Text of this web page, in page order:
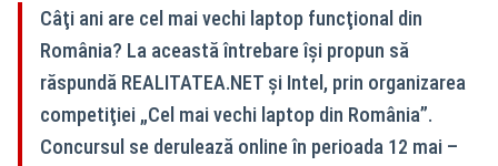
Câţi ani are cel mai vechi laptop funcţional din
România? La această întrebare îşi propun să
răspundă REALITATEA.NET și Intel, prin organizarea
competiţiei „Cel mai vechi laptop din România”.
Concursul se derulează online în perioada 12 mai –